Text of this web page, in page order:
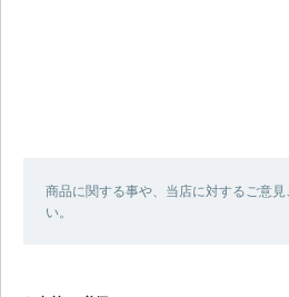
商品に関する事や、当店に対するご意
い。